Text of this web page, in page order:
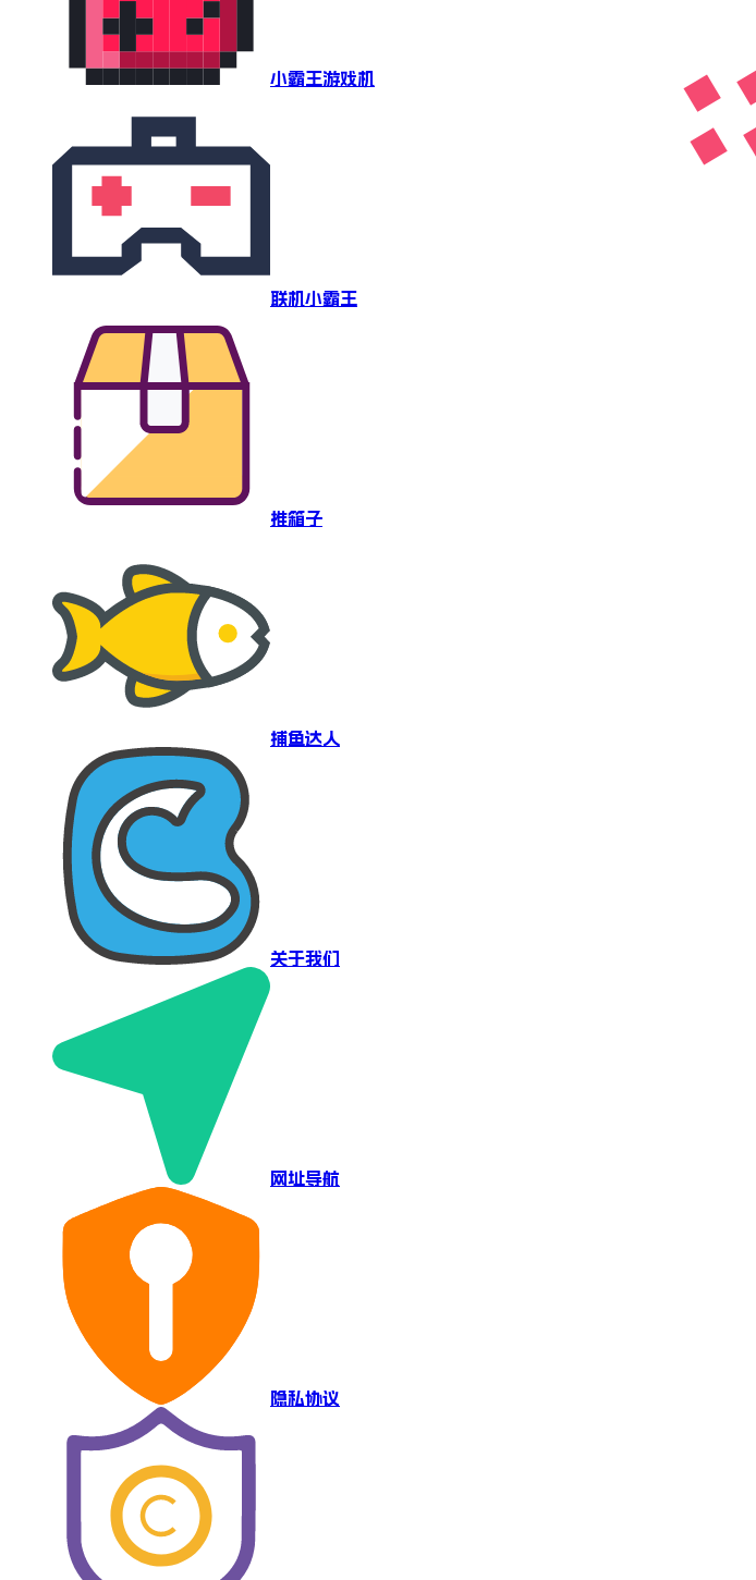
小霸王游戏机
联机小霸王
推箱子
捕鱼达人
关于我们
网址导航
隐私协议